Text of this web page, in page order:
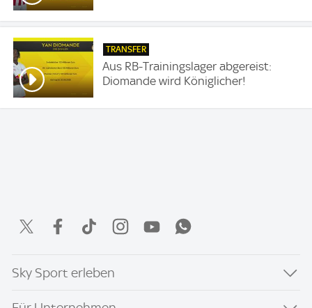
TRANSFER
Aus RB-Trainingslager abgereist:
Diomande wird Königlicher!
Sky Sport erleben